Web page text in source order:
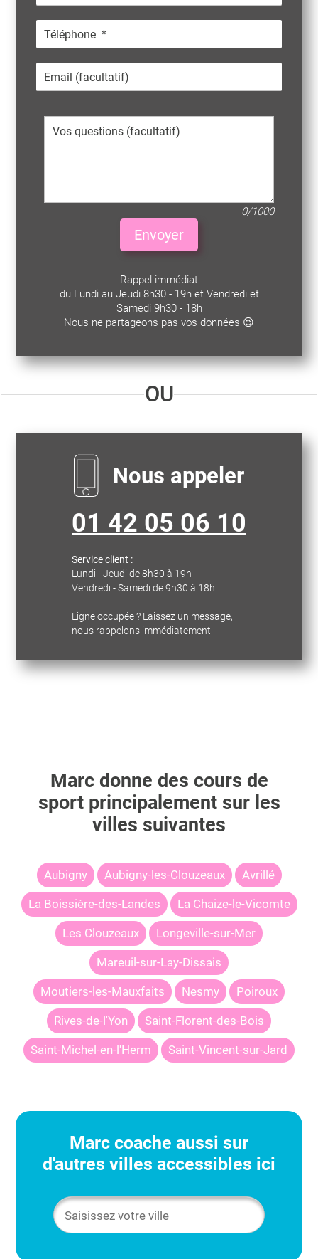
0/1000
Envoyer
Rappel immédiat
du Lundi au Jeudi 8h30 - 19h et Vendredi et
Samedi 9h30 - 18h
Nous ne partageons pas vos données 😉
OU
Nous appeler
01 42 05 06 10
Service client :
Lundi - Jeudi de 8h30 à 19h
Vendredi - Samedi de 9h30 à 18h
Ligne occupée ? Laissez un message,
nous rappelons immédiatement
Marcdonne des cours de
sport principalement sur les
villes suivantes
Aubigny Aubigny-les-Clouzeaux Avrillé
La Boissière-des-Landes La Chaize-le-Vicomte
Les Clouzeaux Longeville-sur-Mer
Mareuil-sur-Lay-Dissais
Moutiers-les-Mauxfaits Nesmy Poiroux
Rives-de-l'Yon Saint-Florent-des-Bois
Saint-Michel-en-l'Herm Saint-Vincent-sur-Jard
Marc coache aussi sur
d'autres villes accessibles ici